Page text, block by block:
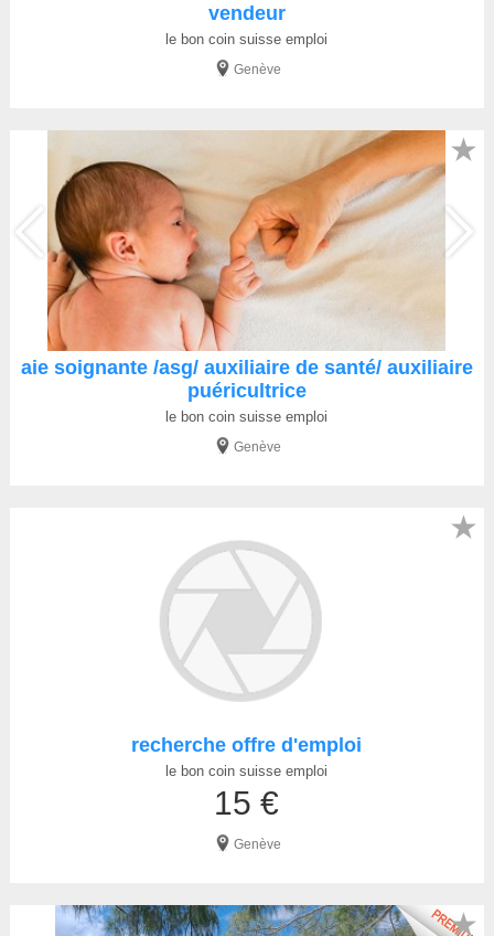
vendeur
le bon coin suisse emploi
Genève
aie soignante /asg/ auxiliaire de santé/ auxiliaire
puéricultrice
le bon coin suisse emploi
Genève
★
recherche offre d'emploi
le bon coin suisse emploi
15 €
Genève
★
★